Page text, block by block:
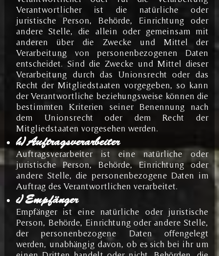
Verantwortlicher ist die natürliche oder
juristische Person, Behörde, Einrichtung oder
andere Stelle, die allein oder gemeinsam mit
anderen über die Zwecke und Mittel der
Verarbeitung von personenbezogenen Daten
entscheidet. Sind die Zwecke und Mittel dieser
Verarbeitung durch das Unionsrecht oder das
Recht der Mitgliedstaaten vorgegeben, so kann
der Verantwortliche beziehungsweise können die
bestimmten Kriterien seiner Benennung nach
dem Unionsrecht oder dem Recht der
Mitgliedstaaten vorgesehen werden.
h) Auftragsverarbeiter
Auftragsverarbeiter ist eine natürliche oder
juristische Person, Behörde, Einrichtung oder
andere Stelle, die personenbezogene Daten im
Auftrag des Verantwortlichen verarbeitet.
i) Empfänger
Empfänger ist eine natürliche oder juristische
Person, Behörde, Einrichtung oder andere Stelle,
der personenbezogene Daten offengelegt
werden, unabhängig davon, ob es sich bei ihr um